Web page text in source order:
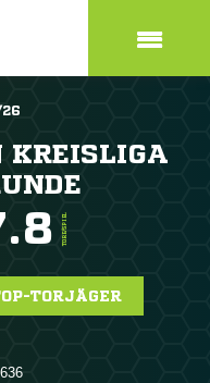
KREISLIGA
TORE/SPIEL
TORJÄGER